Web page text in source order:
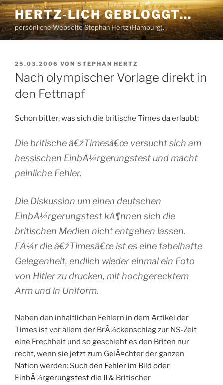
Zum
Inhalt
springen
HERTZ-LICH GEBLOGGT…
persönliche Webseite Stephan Hertz (Hamburg).
VERÖFFENTLICHT
AM
25.03.2006 VON STEPHAN HERTZ
Nach olympischer Vorlage direkt in
den Fettnapf
Schon bitter, was sich die britische Times da erlaubt:
Die britische â€žTimesâ€œ versucht sich am
hessischen EinbÃ¼rgerungstest und macht
peinliche Fehler.
Die Diskussion um einen deutschen
EinbÃ¼rgerungstest kÃ¶nnen sich die
britischen Medien nicht entgehen lassen.
FÃ¼r die â€žTimesâ€œ ist es eine fabelhafte
Gelegenheit, endlich wieder einmal ein Foto
von Hitler zu drucken, mit hochgerecktem
Arm und in Uniform.
Neben den inhaltlichen Fehlern in dem Artikel der
Times ist vor allem der BrÃ¼ckenschlag zur NS-Zeit
eine Frechheit und so geschieht es den Briten nur
recht, wenn sie jetzt zum GelÃ¤chter der ganzen
Nation werden: Such den Fehler im Bild oder
EinbÃ¼rgerungstest die II & Britischer